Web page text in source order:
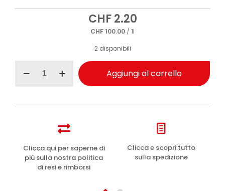
CHF2.20
CHF100.00 / 1l
2 disponibili
maschera
Aggiungi al carrello
Clicca qui per saperne di
più sulla nostra politica
di resi e rimborsi
Clicca e scopri tutto
sulla spedizione